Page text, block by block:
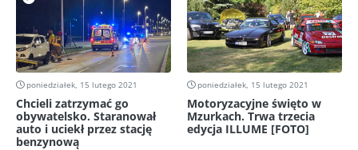
poniedziałek, 15 lutego 2021
Chcieli zatrzymać go
obywatelsko. Staranował
auto i uciekł przez stację
benzynową
poniedziałek, 15 lutego 2021
Motoryzacyjne święto w
Mzurkach. Trwa trzecia
edycja ILLUME [FOTO]